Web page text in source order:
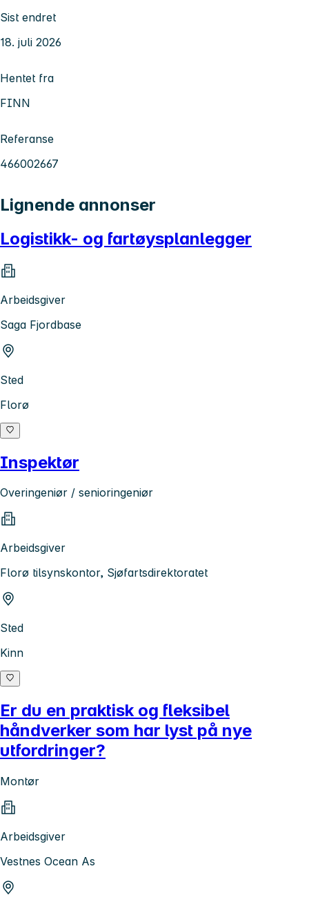
Sist endret
18. juli 2026
Hentet fra
FINN
Referanse
466002667
Lignende annonser
Logistikk- og fartøysplanlegger
Arbeidsgiver
Saga Fjordbase
Sted
Florø
Inspektør
Overingeniør / senioringeniør
Arbeidsgiver
Florø tilsynskontor, Sjøfartsdirektoratet
Sted
Kinn
Er du en praktisk og fleksibel
håndverker som har lyst på nye
utfordringer?
Montør
Arbeidsgiver
Vestnes Ocean As